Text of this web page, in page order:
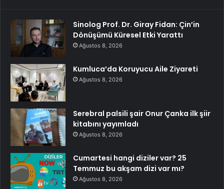
Sinolog Prof. Dr. Giray Fidan: Çin’in
Dönüşümü Küresel Etki Yarattı
Ağustos 8, 2026
Kumluca’da Koruyucu Aile Ziyareti
Ağustos 8, 2026
Serebral palsili şair Onur Çanka ilk şiir
kitabını yayımladı
Ağustos 8, 2026
Cumartesi hangi diziler var? 25
Temmuz bu akşam dizi var mı?
Ağustos 8, 2026